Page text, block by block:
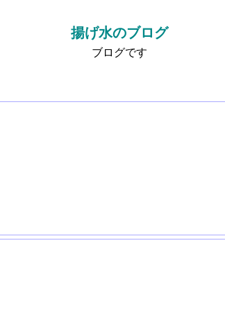
揚げ水のブログ
ブログです